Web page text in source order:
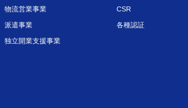
物流営業事業
派遣事業
独立開業支援事業
CSR
各種認証